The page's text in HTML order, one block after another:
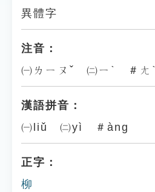
異體字
注音：
㈠ㄌㄧㄡˇ ㈡ㄧˋ ＃ㄤˋ
漢語拼音：
㈠liǔ ㈡yì ＃àng
正字：
柳